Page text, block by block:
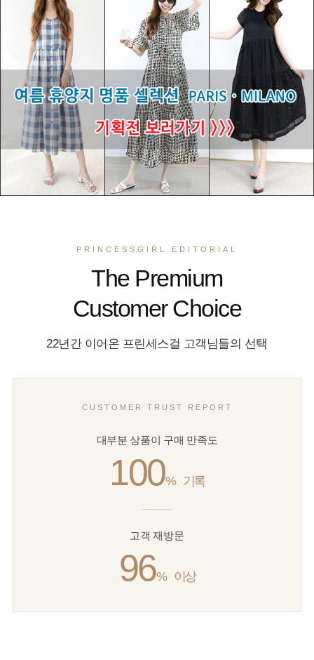
PRINCESSGIRL EDITORIAL
The Premium
Customer Choice
22년간 이어온 프린세스걸 고객님들의 선택
CUSTOMER TRUST REPORT
대부분 상품이 구매 만족도
100% 기록
고객 재방문
96% 이상